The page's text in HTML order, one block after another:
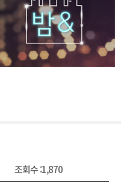
조회수 :1,870